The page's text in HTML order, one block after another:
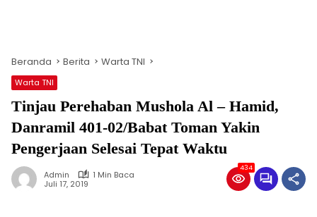
Beranda Berita Warta TNI
Warta TNI
Tinjau Perehaban Mushola Al – Hamid,
Danramil 401-02/Babat Toman Yakin
Pengerjaan Selesai Tepat Waktu
Admin
1 Min Baca
Juli 17, 2019
434